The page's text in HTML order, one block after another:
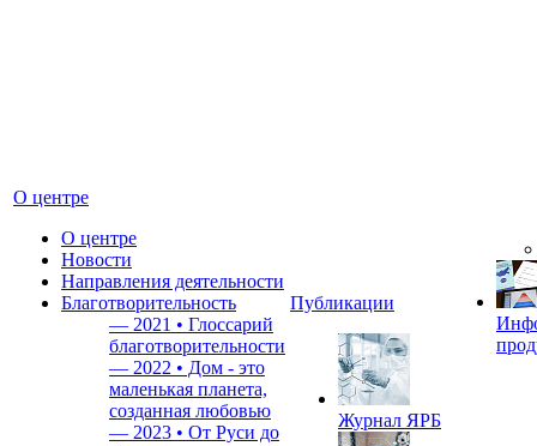
О центре
О центре
Новости
Направления деятельности
Благотворительность
— 2021 • Глоссарий
благотворительности
— 2022 • Дом - это
маленькая планета,
созданная любовью
— 2023 • От Руси до
Публикации
Журнал ЯРБ